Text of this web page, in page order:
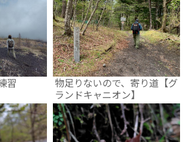
習
物足りないので、寄り道【グ
ランドキャニオン】